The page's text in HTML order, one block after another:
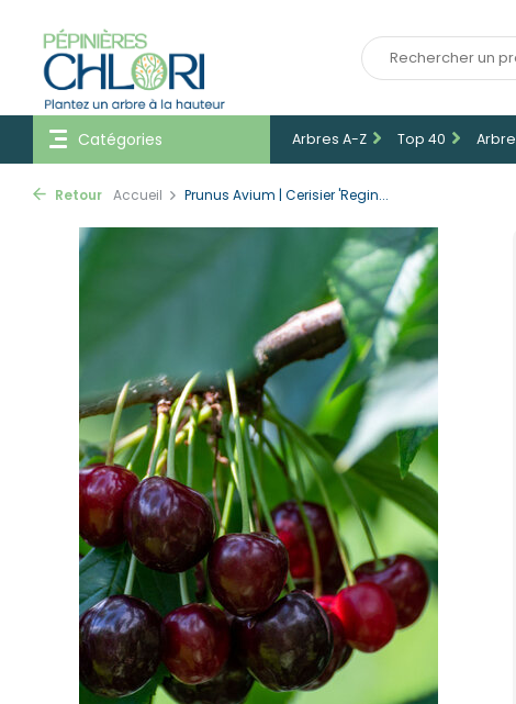
Catégories Arbres A-Z Top 40
Retour Accueil Prunus Avium | Cerisier 'Regin...